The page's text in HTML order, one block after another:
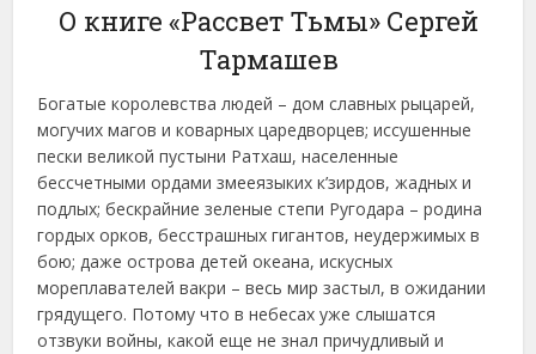
О книге «Рассвет Тьмы» Сергей
Тармашев
Богатые королевства людей – дом славных рыцарей,
могучих магов и коварных царедворцев; иссушенные
пески великой пустыни Ратхаш, населенные
бессчетными ордами змееязыких к’зирдов, жадных и
подлых; бескрайние зеленые степи Ругодара – родина
гордых орков, бесстрашных гигантов, неудержимых в
бою; даже острова детей океана, искусных
мореплавателей вакри – весь мир застыл, в ожидании
грядущего. Потому что в небесах уже слышатся
отзвуки войны, какой еще не знал причудливый и